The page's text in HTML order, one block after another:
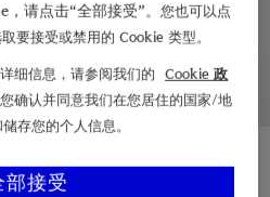
¥2,800.00
，请点击“全部接受”。您也可以点
要接受或禁用的 Cookie 类型。
细信息，请参阅我们的
Cookie 政
确认并同意我们在您居住的国家/地
存您的个人信息。
部接受